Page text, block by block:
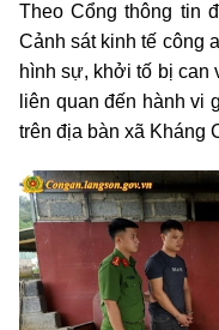
Theo Cổng thông tin
Cảnh sát kinh tế công
hình sự, khởi tố bị can
liên quan đến hành vi
trên địa bàn xã Kháng